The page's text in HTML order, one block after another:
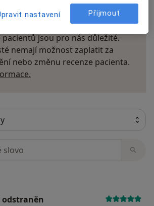
pacientů jsou pro nás důležité.
nemají možnost zaplatit za
nebo změnu recenze pacienta.
odstraněn
nastavení Přijmout